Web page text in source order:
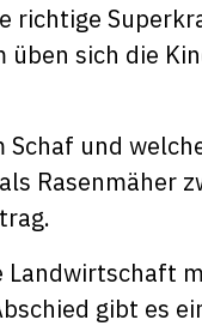
sich die
und
Rasenmäher
Landwirtschaft
gibt es